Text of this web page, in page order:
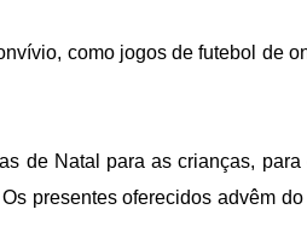
como jogos de futebol de
de Natal para as crianças, para
presentes oferecidos advêm